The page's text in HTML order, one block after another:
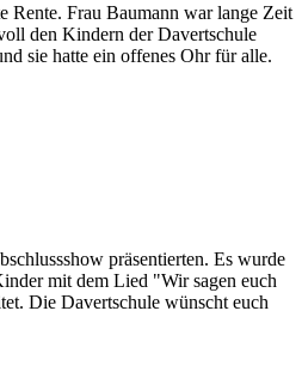
Rente. Frau Baumann war lange Zeit
den Kindern der Davertschule
sie hatte ein offenes Ohr für alle.
präsentierten. Es wurde
mit dem Lied "Wir sagen euch
Die Davertschule wünscht euch